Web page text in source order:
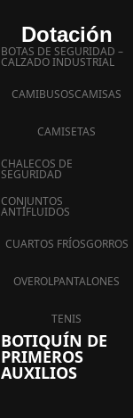
Dotación
BOTAS DE SEGURIDAD –
CALZADO INDUSTRIAL
CAMIBUSOSCAMISAS
CAMISETAS
CHALECOS DE
SEGURIDAD
CONJUNTOS
ANTIFLUIDOS
CUARTOS FRÍOSGORROS
OVEROLPANTALONES
TENIS
BOTIQUÍN DE
PRIMEROS
AUXILIOS